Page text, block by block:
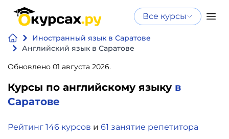
Все курсы
Иностранный язык в Саратове
Английский язык в Саратове
Обновлено 01 августа 2026.
Курсы по английскому языку в
Саратове
Рейтинг 146 курсов и 61 занятие репетитора
Нейросеть
и ИИ
Программирование
Бизнес
финансы
Нейросеть и ИИ
интеллекту